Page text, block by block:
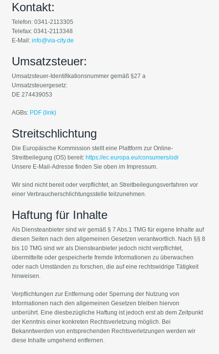
Kontakt:
Telefon: 0341-2113305
Telefax: 0341-2113348
E-Mail:info@via-city.de
Umsatzsteuer:
Umsatzsteuer-Identifikationsnummer gemäß §27 a
Umsatzsteuergesetz:
DE 274439053
AGBs: PDF (link)
Streitschlichtung
Die Europäische Kommission stellt eine Plattform zur Online-
Streitbeilegung (OS) bereit: https://ec.europa.eu/consumers/odr
Unsere E-Mail-Adresse finden Sie oben im Impressum.
Wir sind nicht bereit oder verpflichtet, an Streitbeilegungsverfahren vor
einer Verbraucherschlichtungsstelle teilzunehmen.
Haftung für Inhalte
Als Diensteanbieter sind wir gemäß § 7 Abs.1 TMG für eigene Inhalte auf
diesen Seiten nach den allgemeinen Gesetzen verantwortlich. Nach §§ 8
bis 10 TMG sind wir als Diensteanbieter jedoch nicht verpflichtet,
übermittelte oder gespeicherte fremde Informationen zu überwachen
oder nach Umständen zu forschen, die auf eine rechtswidrige Tätigkeit
hinweisen.
Verpflichtungen zur Entfernung oder Sperrung der Nutzung von
Informationen nach den allgemeinen Gesetzen bleiben hiervon
unberührt. Eine diesbezügliche Haftung ist jedoch erst ab dem Zeitpunkt
der Kenntnis einer konkreten Rechtsverletzung möglich. Bei
Bekanntwerden von entsprechenden Rechtsverletzungen werden wir
diese Inhalte umgehend entfernen.